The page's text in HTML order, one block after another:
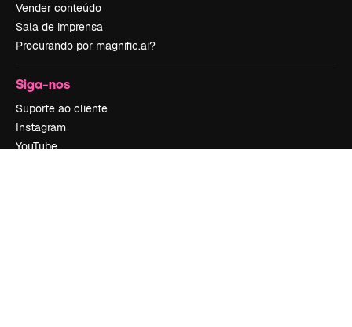
Vender conteúdo
Sala de imprensa
Procurando por magnific.ai?
Siga-nos
Suporte ao cliente
Instagram
YouTube